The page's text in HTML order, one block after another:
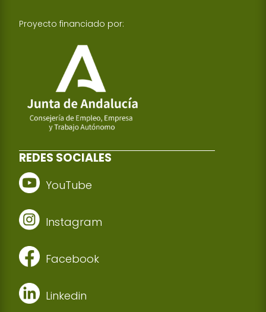
Proyecto financiado por:
REDES SOCIALES
YouTube
Instagram
Facebook
Linkedin